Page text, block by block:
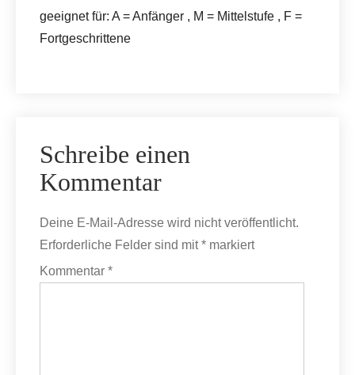
geeignet für: A = Anfänger , M = Mittelstufe , F =
Fortgeschrittene
Schreibe einen
Kommentar
Deine E-Mail-Adresse wird nicht veröffentlicht.
Erforderliche Felder sind mit* markiert
Kommentar *